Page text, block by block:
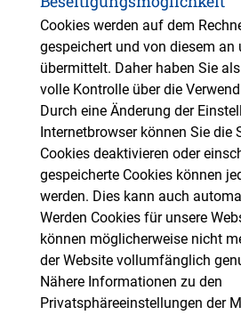
Cookies werden auf dem
gespeichert und von diesem an
übermittelt. Daher haben Sie
volle Kontrolle über die
Durch eine Änderung der
Internetbrowser können Sie die
Cookies deaktivieren oder
gespeicherte Cookies können
werden. Dies kann auch
Werden Cookies für unsere
können möglicherweise nicht
der Website vollumfänglich
Nähere Informationen zu den
Privatsphäreeinstellungen der